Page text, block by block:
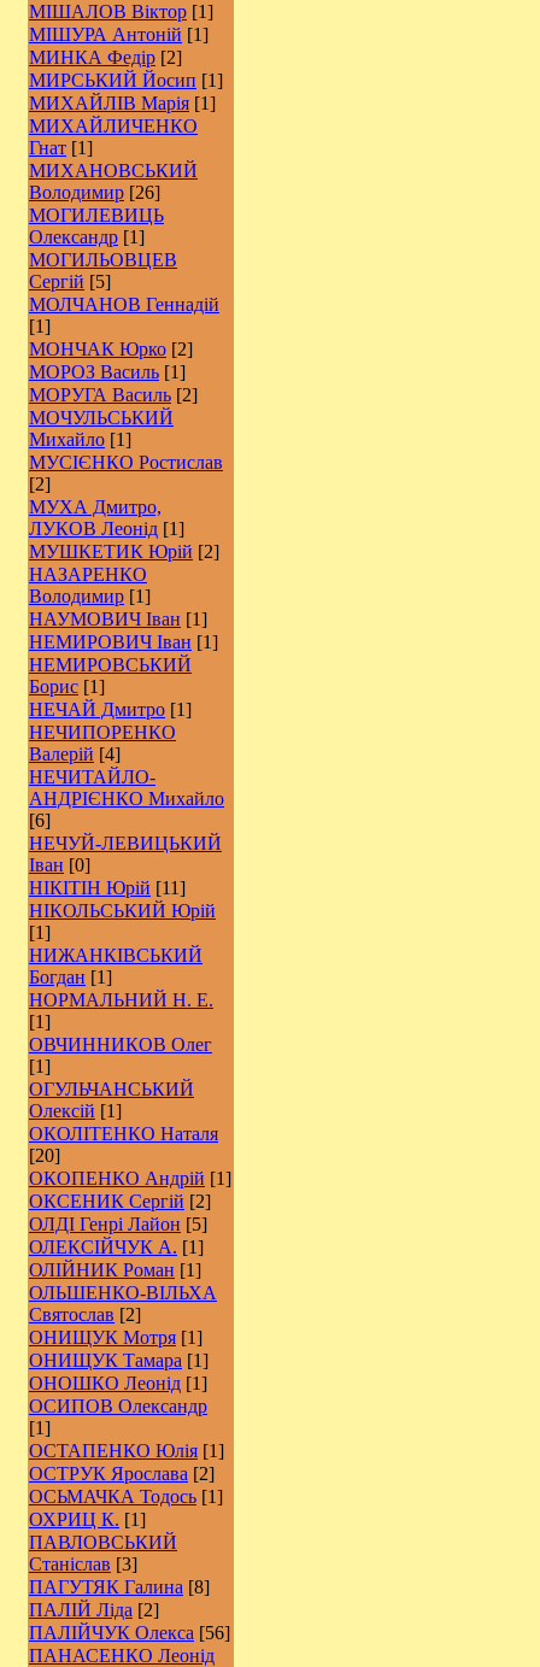
МІШАЛОВ Віктор [1]
МІШУРА Антоній [1]
МИНКА Федір [2]
МИРСЬКИЙ Йосип [1]
МИХАЙЛІВ Марія [1]
МИХАЙЛИЧЕНКО
Гнат [1]
МИХАНОВСЬКИЙ
Володимир [26]
МОГИЛЕВИЦЬ
Олександр [1]
МОГИЛЬОВЦЕВ
Сергій [5]
МОЛЧАНОВ Геннадій
[1]
МОНЧАК Юрко [2]
МОРОЗ Василь [1]
МОРУГА Василь [2]
МОЧУЛЬСЬКИЙ
Михайло [1]
МУСІЄНКО Ростислав
[2]
МУХА Дмитро,
ЛУКОВ Леонід [1]
МУШКЕТИК Юрій [2]
НАЗАРЕНКО
Володимир [1]
НАУМОВИЧ Іван [1]
НЕМИРОВИЧ Іван [1]
НЕМИРОВСЬКИЙ
Борис [1]
НЕЧАЙ Дмитро [1]
НЕЧИПОРЕНКО
Валерій [4]
НЕЧИТАЙЛО-
АНДРІЄНКО Михайло
[6]
НЕЧУЙ-ЛЕВИЦЬКИЙ
Іван [0]
НІКІТІН Юрій [11]
НІКОЛЬСЬКИЙ Юрій
[1]
НИЖАНКІВСЬКИЙ
Богдан [1]
НОРМАЛЬНИЙ Н. Е.
[1]
ОВЧИННИКОВ Олег
[1]
ОГУЛЬЧАНСЬКИЙ
Олексій [1]
ОКОЛІТЕНКО Наталя
[20]
ОКОПЕНКО Андрій [1]
ОКСЕНИК Сергій [2]
ОЛДІ Генрі Лайон [5]
ОЛЕКСІЙЧУК А. [1]
ОЛІЙНИК Роман [1]
ОЛЬШЕНКО-ВІЛЬХА
Святослав [2]
ОНИЩУК Мотря [1]
ОНИЩУК Тамара [1]
ОНОШКО Леонід [1]
ОСИПОВ Олександр
[1]
ОСТАПЕНКО Юлія [1]
ОСТРУК Ярослава [2]
ОСЬМАЧКА Тодось [1]
ОХРИЦ К. [1]
ПАВЛОВСЬКИЙ
Станіслав [3]
ПАГУТЯК Галина [8]
ПАЛІЙ Ліда [2]
ПАЛІЙЧУК Олекса [56]
ПАНАСЕНКО Леонід